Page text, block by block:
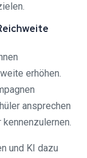
erhöhen.
ansprechen
und KI dazu